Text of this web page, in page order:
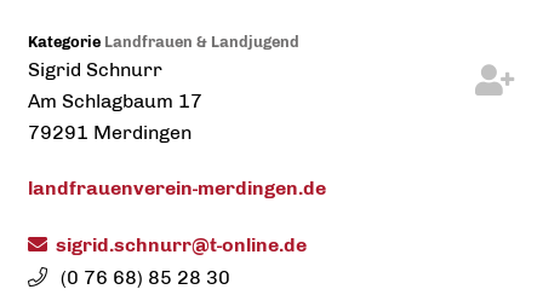
Kategorie Landfrauen & Landjugend
Sigrid Schnurr
Am Schlagbaum 17
79291 Merdingen
landfrauenverein-merdingen.de
sigrid.schnurr@t-online.de
(0 76 68) 85 28 30